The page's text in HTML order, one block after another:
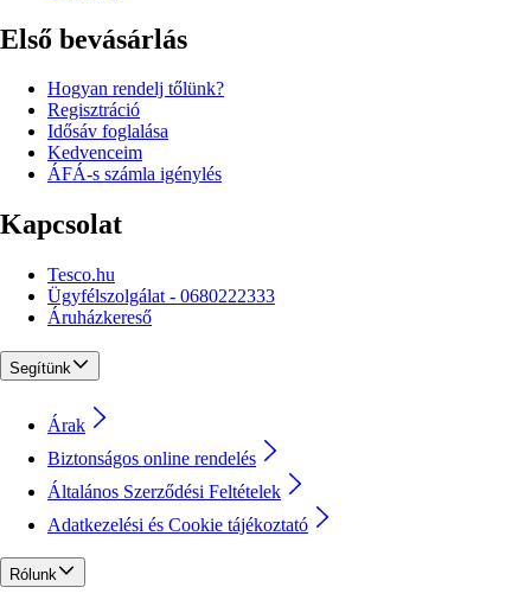
Első bevásárlás
Hogyan rendelj tőlünk?
Regisztráció
Idősáv foglalása
Kedvenceim
ÁFÁ-s számla igénylés
Kapcsolat
Tesco.hu
Ügyfélszolgálat - 0680222333
Áruházkereső
Segítünk
Árak
Biztonságos online rendelés
Általános Szerződési Feltételek
Adatkezelési és Cookie tájékoztató
Rólunk